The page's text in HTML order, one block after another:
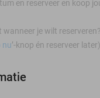
en reserveer en koop
wanneer je wilt
nu’-knop én reserveer later)